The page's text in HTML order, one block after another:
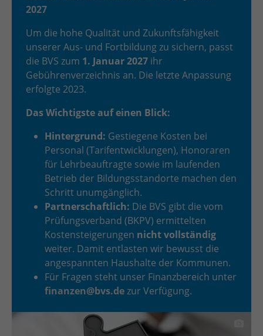
2027
Um die hohe Qualität und Zukunftsfähigkeit
unserer Aus- und Fortbildung zu sichern, passt
die BVS zum 1. Januar 2027 ihr
Gebührenverzeichnis an. Die letzte Anpassung
erfolgte 2023.
Das Wichtigste auf einen Blick:
Hintergrund: Gestiegene Kosten bei
Personal (Tarifentwicklungen), Honoraren
für Lehrbeauftragte sowie im laufenden
Betrieb der Bildungsstandorte machen den
Schritt unumgänglich.
Partnerschaftlich: Die BVS gibt die vom
Prüfungsverband (BKPV) ermittelten
Kostensteigerungen nicht vollständig
weiter. Damit entlasten wir bewusst die
angespannten Haushalte der Kommunen.
Für Fragen steht unser Finanzbereich unter
finanzen@bvs.dezur Verfügung.